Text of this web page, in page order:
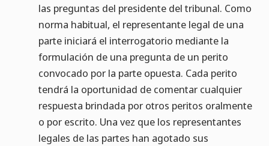
las preguntas del presidente del tribunal. Como
norma habitual, el representante legal de una
parte iniciará el interrogatorio mediante la
formulación de una pregunta de un perito
convocado por la parte opuesta. Cada perito
tendrá la oportunidad de comentar cualquier
respuesta brindada por otros peritos oralmente
o por escrito. Una vez que los representantes
legales de las partes han agotado sus